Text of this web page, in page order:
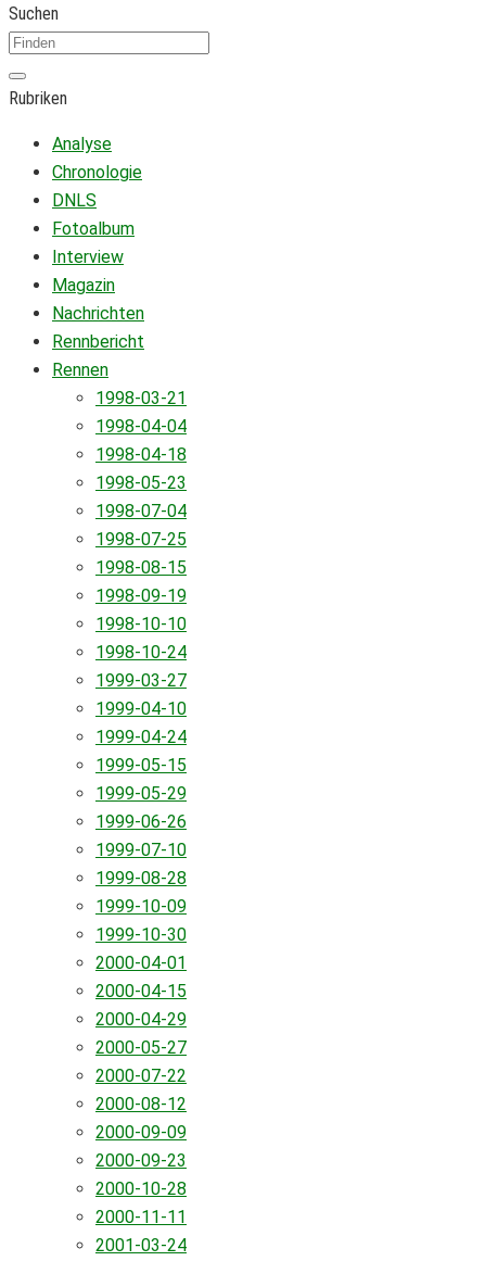
Suchen
Rubriken
Analyse
Chronologie
DNLS
Fotoalbum
Interview
Magazin
Nachrichten
Rennbericht
Rennen
1998-03-21
1998-04-04
1998-04-18
1998-05-23
1998-07-04
1998-07-25
1998-08-15
1998-09-19
1998-10-10
1998-10-24
1999-03-27
1999-04-10
1999-04-24
1999-05-15
1999-05-29
1999-06-26
1999-07-10
1999-08-28
1999-10-09
1999-10-30
2000-04-01
2000-04-15
2000-04-29
2000-05-27
2000-07-22
2000-08-12
2000-09-09
2000-09-23
2000-10-28
2000-11-11
2001-03-24